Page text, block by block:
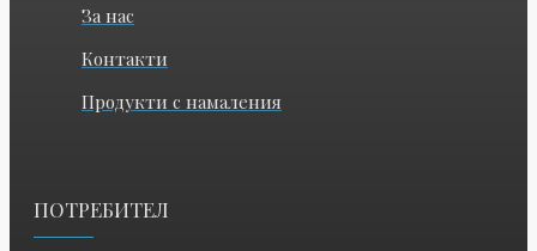
За нас
Контакти
Продукти с намаления
ПОТРЕБИТЕЛ